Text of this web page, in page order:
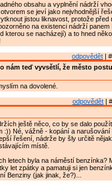
obsahu a vyplnění nádrží
se jeví jako nejvhodnější
jistou liknavost, protože před
na existenci nádrží panem
kterou se nacházejí) a to hned
odpovědět |
nám teď vyvsětlí, že město
na dovolené.
odpovědět |
ještě něco, co by se dalo
:)) Né, vážně - kopání a narušování
řešení, nádrže by šly určitě
místě.
letech byla na náměstí benzínka?
let zpátky a pamatuji si jen
Benziny (jak jinak, že?)...